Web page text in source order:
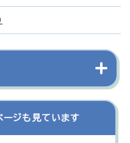
ジも見ています